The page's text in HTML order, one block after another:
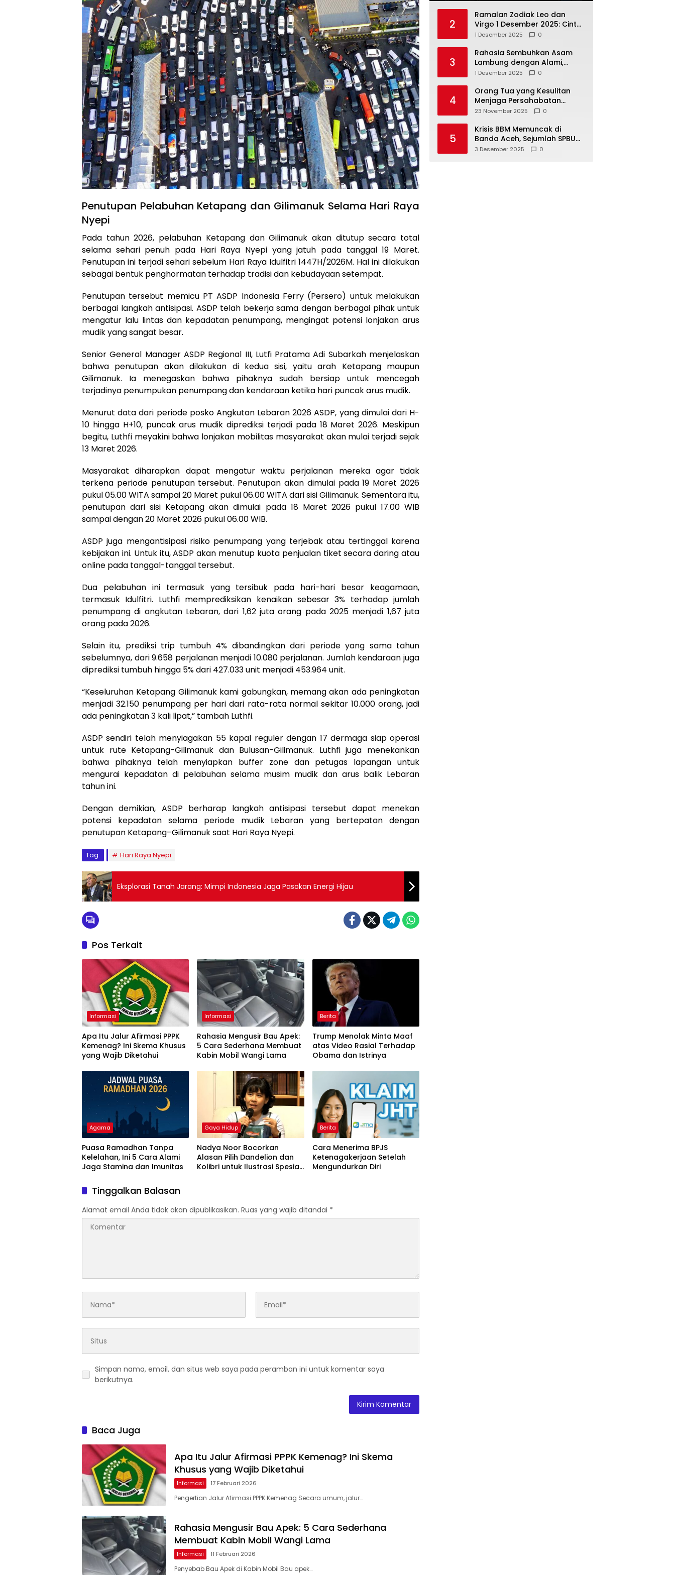
Penutupan Pelabuhan Ketapang dan Gilimanuk Selama Hari Raya
Nyepi
Pada tahun 2026, pelabuhan Ketapang dan Gilimanuk akan ditutup secara total
selama sehari penuh pada Hari Raya Nyepi yang jatuh pada tanggal 19 Maret.
Penutupan ini terjadi sehari sebelum Hari Raya Idulfitri 1447H/2026M. Hal ini dilakukan
sebagai bentuk penghormatan terhadap tradisi dan kebudayaan setempat.
Penutupan tersebut memicu PT ASDP Indonesia Ferry (Persero) untuk melakukan
berbagai langkah antisipasi. ASDP telah bekerja sama dengan berbagai pihak untuk
mengatur lalu lintas dan kepadatan penumpang, mengingat potensi lonjakan arus
mudik yang sangat besar.
Senior General Manager ASDP Regional III, Lutfi Pratama Adi Subarkah menjelaskan
bahwa penutupan akan dilakukan di kedua sisi, yaitu arah Ketapang maupun
Gilimanuk. Ia menegaskan bahwa pihaknya sudah bersiap untuk mencegah
terjadinya penumpukan penumpang dan kendaraan ketika hari puncak arus mudik.
Menurut data dari periode posko Angkutan Lebaran 2026 ASDP, yang dimulai dari H-
10 hingga H+10, puncak arus mudik diprediksi terjadi pada 18 Maret 2026. Meskipun
begitu, Luthfi meyakini bahwa lonjakan mobilitas masyarakat akan mulai terjadi sejak
13 Maret 2026.
Masyarakat diharapkan dapat mengatur waktu perjalanan mereka agar tidak
terkena periode penutupan tersebut. Penutupan akan dimulai pada 19 Maret 2026
pukul 05.00 WITA sampai 20 Maret pukul 06.00 WITA dari sisi Gilimanuk. Sementara itu,
penutupan dari sisi Ketapang akan dimulai pada 18 Maret 2026 pukul 17.00 WIB
sampai dengan 20 Maret 2026 pukul 06.00 WIB.
ASDP juga mengantisipasi risiko penumpang yang terjebak atau tertinggal karena
kebijakan ini. Untuk itu, ASDP akan menutup kuota penjualan tiket secara daring atau
online pada tanggal-tanggal tersebut.
Dua pelabuhan ini termasuk yang tersibuk pada hari-hari besar keagamaan,
termasuk Idulfitri. Luthfi memprediksikan kenaikan sebesar 3% terhadap jumlah
penumpang di angkutan Lebaran, dari 1,62 juta orang pada 2025 menjadi 1,67 juta
orang pada 2026.
Selain itu, prediksi trip tumbuh 4% dibandingkan dari periode yang sama tahun
sebelumnya, dari 9.658 perjalanan menjadi 10.080 perjalanan. Jumlah kendaraan juga
diprediksi tumbuh hingga 5% dari 427.033 unit menjadi 453.964 unit.
“Keseluruhan Ketapang Gilimanuk kami gabungkan, memang akan ada peningkatan
menjadi 32.150 penumpang per hari dari rata-rata normal sekitar 10.000 orang, jadi
ada peningkatan 3 kali lipat,” tambah Luthfi.
ASDP sendiri telah menyiagakan 55 kapal reguler dengan 17 dermaga siap operasi
untuk rute Ketapang-Gilimanuk dan Bulusan-Gilimanuk. Luthfi juga menekankan
bahwa pihaknya telah menyiapkan buffer zone dan petugas lapangan untuk
mengurai kepadatan di pelabuhan selama musim mudik dan arus balik Lebaran
tahun ini.
Dengan demikian, ASDP berharap langkah antisipasi tersebut dapat menekan
potensi kepadatan selama periode mudik Lebaran yang bertepatan dengan
penutupan Ketapang–Gilimanuk saat Hari Raya Nyepi.
Tag: Hari Raya Nyepi
Eksplorasi Tanah Jarang: Mimpi Indonesia Jaga Pasokan Energi Hijau
Pos Terkait
Informasi
Apa Itu Jalur Afirmasi PPPK
Kemenag? Ini Skema Khusus
yang Wajib Diketahui
Informasi
Rahasia Mengusir Bau Apek:
5 Cara Sederhana Membuat
Kabin Mobil Wangi Lama
Berita
Trump Menolak Minta Maaf
atas Video Rasial Terhadap
Obama dan Istrinya
Agama
Puasa Ramadhan Tanpa
Kelelahan, Ini 5 Cara Alami
Jaga Stamina dan Imunitas
Gaya Hidup
Nadya Noor Bocorkan
Alasan Pilih Dandelion dan
Kolibri untuk Ilustrasi Spesial
Berita
Cara Menerima BPJS
Ketenagakerjaan Setelah
Mengundurkan Diri
Tinggalkan Balasan
Alamat email Anda tidak akan dipublikasikan. Ruas yang wajib ditandai *
Simpan nama, email, dan situs web saya pada peramban ini untuk komentar saya
berikutnya.
Baca Juga
Apa Itu Jalur Afirmasi PPPK Kemenag? Ini Skema
Khusus yang Wajib Diketahui
Informasi 17 Februari 2026
Pengertian Jalur Afirmasi PPPK Kemenag Secara umum, jalur…
Rahasia Mengusir Bau Apek: 5 Cara Sederhana
Membuat Kabin Mobil Wangi Lama
Informasi 11 Februari 2026
Penyebab Bau Apek di Kabin Mobil Bau apek…
2
Ramalan Zodiak Leo dan
Virgo 1 Desember 2025: Cinta,
Karir, Kesehatan, dan
1 Desember 2025 0
3
Rahasia Sembuhkan Asam
Lambung dengan Alami,
Nomor 4 Disalahpahami
1 Desember 2025 0
4
Orang Tua yang Kesulitan
Menjaga Persahabatan
Biasanya Lakukan 8 Hal Ini
23 November 2025 0
5
Krisis BBM Memuncak di
Banda Aceh, Sejumlah SPBU
Tutup Total
3 Desember 2025 0